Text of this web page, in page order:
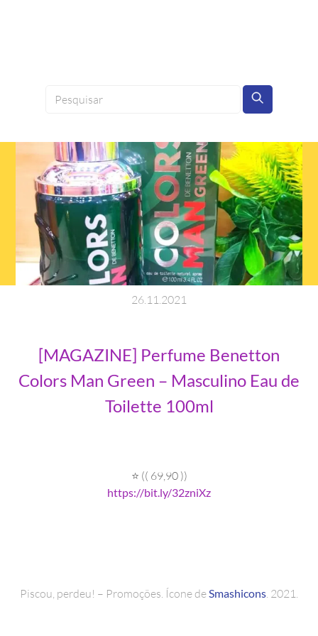
26 11 2021
[MAGAZINE] Perfume Benetton
Colors Man Green – Masculino Eau de
Toilette 100ml
⭐ (( 69,90 ))
https://bit.ly/32zniXz
Piscou, perdeu! – Promoções. Ícone de Smashicons . 2021.